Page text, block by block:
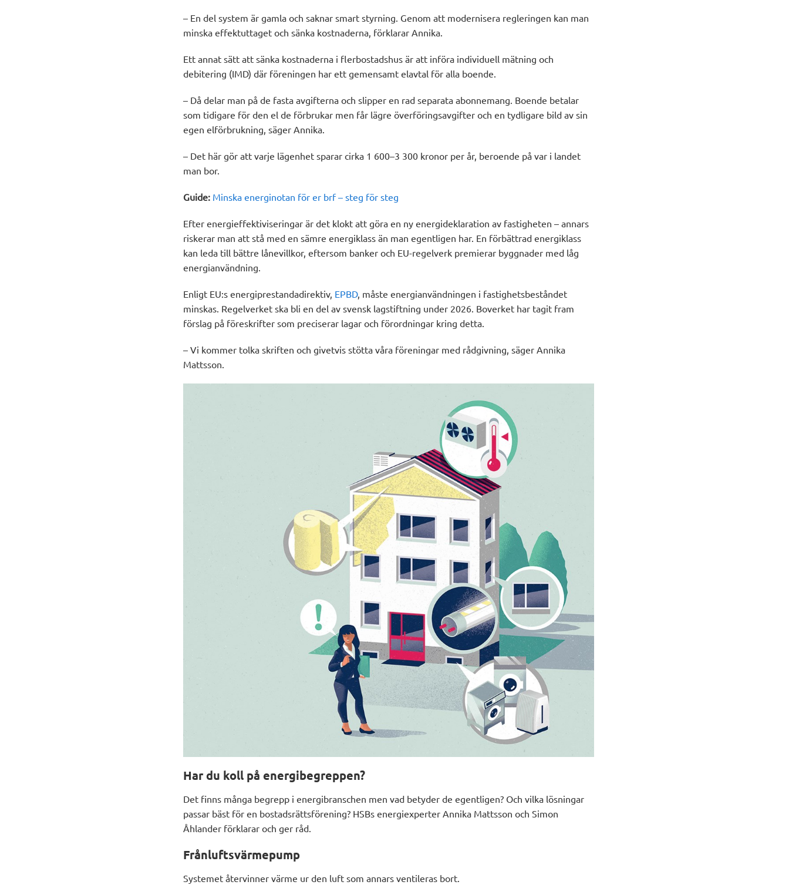
– En del system är gamla och saknar smart styrning. Genom att modernisera regleringen kan man
minska effektuttaget och sänka kostnaderna, förklarar Annika.
Ett annat sätt att sänka kostnaderna i flerbostadshus är att införa individuell mätning och
debitering (IMD) där föreningen har ett gemensamt elavtal för alla boende.
– Då delar man på de fasta avgifterna och slipper en rad separata abonnemang. Boende betalar
som tidigare för den el de förbrukar men får lägre överföringsavgifter och en tydligare bild av sin
egen elförbrukning, säger Annika.
– Det här gör att varje lägenhet sparar cirka 1 600–3 300 kronor per år, beroende på var i landet
man bor.
Guide: Minska energinotan för er brf – steg för steg
Efter energieffektiviseringar är det klokt att göra en ny energideklaration av fastigheten – annars
riskerar man att stå med en sämre energiklass än man egentligen har. En förbättrad energiklass
kan leda till bättre lånevillkor, eftersom banker och EU-regelverk premierar byggnader med låg
energianvändning.
Enligt EU:s energiprestandadirektiv, EPBD, måste energianvändningen i fastighetsbeståndet
minskas. Regelverket ska bli en del av svensk lagstiftning under 2026. Boverket har tagit fram
förslag på föreskrifter som preciserar lagar och förordningar kring detta.
– Vi kommer tolka skriften och givetvis stötta våra föreningar med rådgivning, säger Annika
Mattsson.
Har du koll på energibegreppen?
Det finns många begrepp i energibranschen men vad betyder de egentligen? Och vilka lösningar
passar bäst för en bostadsrättsförening? HSBs energiexperter Annika Mattsson och Simon
Åhlander förklarar och ger råd.
Frånluftsvärmepump
Systemet återvinner värme ur den luft som annars ventileras bort.